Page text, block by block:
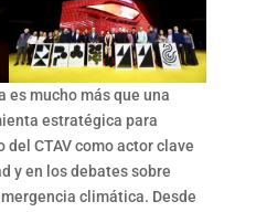
es mucho más que una
estratégica para
CTAV como actor clave
y en los debates sobre
climática. Desde